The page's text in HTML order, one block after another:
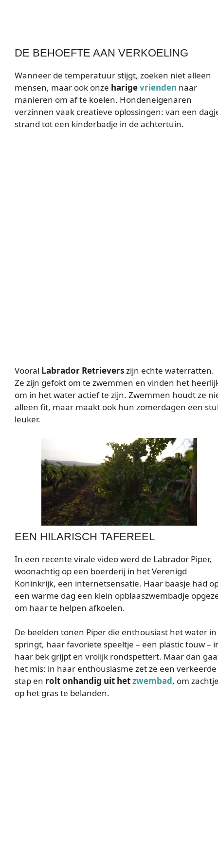
DE BEHOEFTE AAN VERKOELING
Wanneer de temperatuur stijgt, zoeken niet alleen
mensen, maar ook onze harigevrienden naar
manieren om af te koelen. Hondeneigenaren
verzinnen vaak creatieve oplossingen: van een
strand tot een kinderbadje in de achtertuin.
Vooral Labrador Retrieverszijn echte waterratten.
Ze zijn gefokt om te zwemmen en vinden het
om in het water actief te zijn. Zwemmen houdt ze
alleen fit, maar maakt ook hun zomerdagen een
leuker.
EEN HILARISCH TAFEREEL
In een recente virale video werd de Labrador Piper,
woonachtig op een boerderij in het Verenigd
Koninkrijk, een internetsensatie. Haar baasje had
een warme dag een klein opblaaszwembadje
om haar te helpen afkoelen.
De beelden tonen Piper die enthousiast het water in
springt, haar favoriete speeltje – een plastic touw –
haar bek grijpt en vrolijk rondspettert. Maar dan
het mis: in haar enthousiasme zet ze een verkeerde
stap en rolt onhandig uit hetzwembad, om
op het gras te belanden.